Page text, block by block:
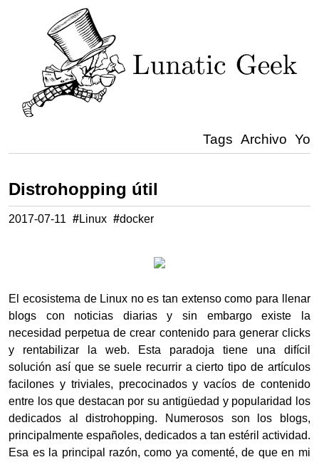
Tags Archivo Yo
Distrohopping útil
2017-07-11 #Linux #docker
El ecosistema de Linux no es tan extenso como para llenar
blogs con noticias diarias y sin embargo existe la
necesidad perpetua de crear contenido para generar clicks
y rentabilizar la web. Esta paradoja tiene una difícil
solución así que se suele recurrir a cierto tipo de artículos
facilones y triviales, precocinados y vacíos de contenido
entre los que destacan por su antigüedad y popularidad los
dedicados al distrohopping. Numerosos son los blogs,
principalmente españoles, dedicados a tan estéril actividad.
Esa es la principal razón, como ya comenté, de que en mi